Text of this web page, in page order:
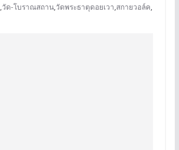
,วัด-โบราณสถาน,วัดพระธาตุดอยเวา,สกายวอล์ค,